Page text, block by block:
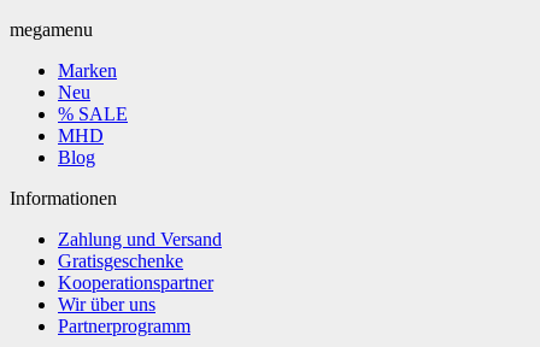
megamenu
Marken
Neu
% SALE
MHD
Blog
Informationen
Zahlung und Versand
Gratisgeschenke
Kooperationspartner
Wir über uns
Partnerprogramm